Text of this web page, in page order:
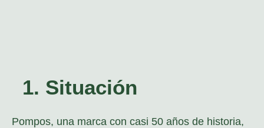
1. Situación
Pompos, una marca con casi 50 años de historia,